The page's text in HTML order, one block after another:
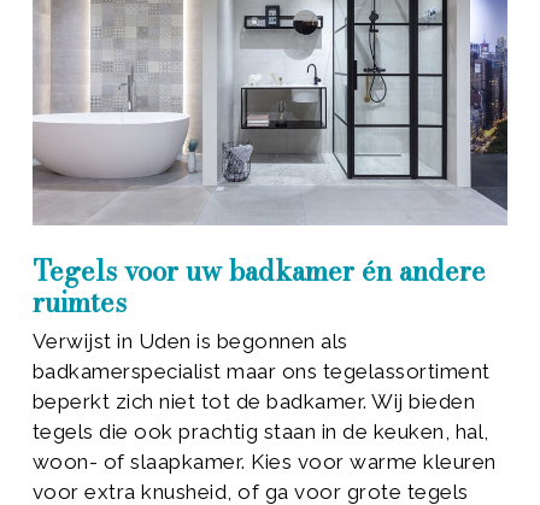
Tegels voor uw badkamer én andere
ruimtes
Verwijst in Uden is begonnen als
badkamerspecialist maar ons tegelassortiment
beperkt zich niet tot de badkamer. Wij bieden
tegels die ook prachtig staan in de keuken, hal,
woon- of slaapkamer. Kies voor warme kleuren
voor extra knusheid, of ga voor grote tegels